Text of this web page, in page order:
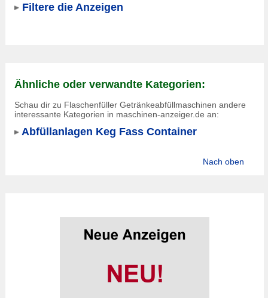
Filtere die Anzeigen
Ähnliche oder verwandte Kategorien:
Schau dir zu Flaschenfüller Getränkeabfüllmaschinen andere
interessante Kategorien in maschinen-anzeiger.de an:
Abfüllanlagen Keg Fass Container
Nach oben